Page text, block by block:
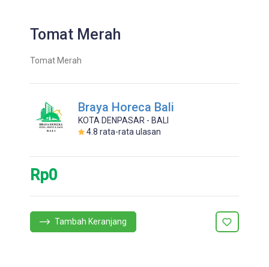
Tomat Merah
Tomat Merah
Braya Horeca Bali
KOTA DENPASAR - BALI
4.8 rata-rata ulasan
Rp0
Tambah Keranjang